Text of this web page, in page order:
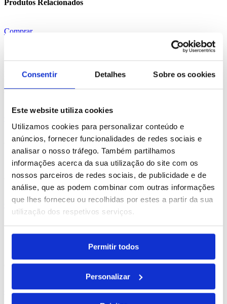
Consentir Detalhes Sobre os cookies
Este website utiliza cookies
Utilizamos cookies para personalizar conteúdo e
anúncios, fornecer funcionalidades de redes sociais e
analisar o nosso tráfego. Também partilhamos
informações acerca da sua utilização do site com os
nossos parceiros de redes sociais, de publicidade e de
análise, que as podem combinar com outras informações
que lhes forneceu ou recolhidas por estes a partir da sua
utilização dos respetivos serviços.
Permitir todos
Personalizar
Produtos Relacionados
Comprar
REF. BI-PS-93831
desde 3.44€
Avoine
REF. BI-PS-93834
desde 2.57 €
Comprar
Cinander
desde 2.98€
Comprar